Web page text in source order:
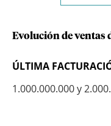
Evolución de ventas
ÚLTIMA
1.000.000.000 y